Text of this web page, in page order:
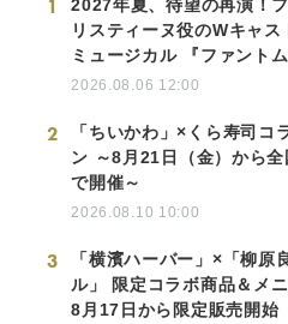
1
2027年夏、待望の再演！
リスティーヌ役のWキャス
ミュージカル 『ファントム
2026.08.06 12:00
2
「ちいかわ」×くら寿司コ
ン ～8月21日（金）から全
で開催～
2026.08.10 10:00
3
「横濱ハーバー」×「柳原
ル」 限定コラボ商品＆メ
8月17日から限定販売開始